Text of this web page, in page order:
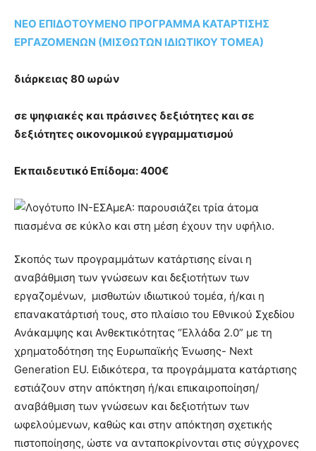
ΝΕΟ ΕΠΙΔΟΤΟΥΜΕΝΟ ΠΡΟΓΡΑΜΜΑ ΚΑΤΑΡΤΙΣΗΣ
ΕΡΓΑΖΟΜΕΝΩΝ (ΜΙΣΘΩΤΩΝ ΙΔΙΩΤΙΚΟΥ ΤΟΜΕΑ)
διάρκειας 80 ωρών
σε ψηφιακές και πράσινες δεξιότητες και σε
δεξιότητες οικονομικού εγγραμματισμού
Εκπαιδευτικό Επίδομα: 400€
Σκοπός των προγραμμάτων κατάρτισης είναι η
αναβάθμιση των γνώσεων και δεξιοτήτων των
εργαζομένων, μισθωτών ιδιωτικού τομέα, ή/και η
επανακατάρτισή τους, στο πλαίσιο του Εθνικού Σχεδίου
Ανάκαμψης και Ανθεκτικότητας “Ελλάδα 2.0” με τη
χρηματοδότηση της Ευρωπαϊκής Ένωσης- Next
Generation EU. Ειδικότερα, τα προγράμματα κατάρτισης
εστιάζουν στην απόκτηση ή/και επικαιροποίηση/
αναβάθμιση των γνώσεων και δεξιοτήτων των
ωφελούμενων, καθώς και στην απόκτηση σχετικής
πιστοποίησης, ώστε να ανταποκρίνονται στις σύγχρονες